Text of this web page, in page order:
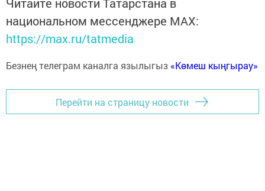
Читайте новости Татарстана в
национальном мессенджере MАХ:
https://max.ru/tatmedia
Безнең телеграм каналга язылыгыз «Көмеш кыңгырау»
Перейти на страницу новости